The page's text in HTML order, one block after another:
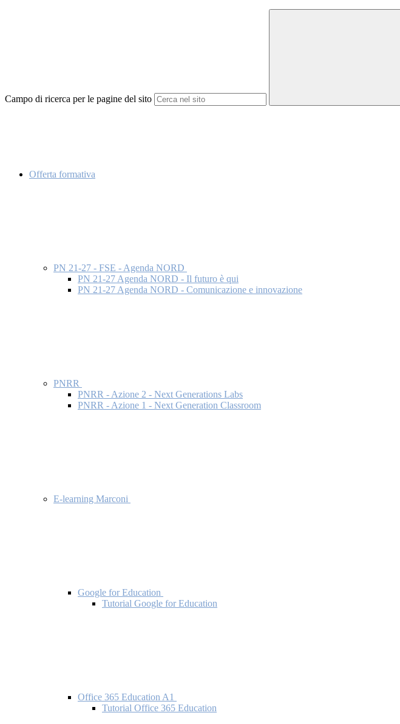
Campo di ricerca per le pagine del sito
Offerta formativa
PN 21-27 - FSE - Agenda NORD
PN 21-27 Agenda NORD - Il futuro è qui
PN 21-27 Agenda NORD - Comunicazione e innovazione
PNRR
PNRR - Azione 2 - Next Generations Labs
PNRR - Azione 1 - Next Generation Classroom
E-learning Marconi
Google for Education
Tutorial Google for Education
Office 365 Education A1
Tutorial Office 365 Education